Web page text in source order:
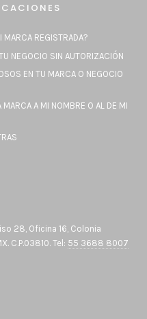
MARCA REGISTRADA?
NEGOCIO SIN AUTORIZACIÓN
EN TU MARCA O NEGOCIO
A MI NOMBRE O AL DE MI
28, Oficina 16, Colonia
C.P.03810. Tel: 55 3688 8007